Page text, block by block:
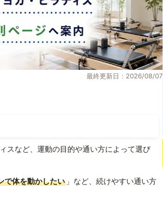
最終更新日：2026/08/07
スなど、運動の目的や通い方によって選び
で体を動かしたい 」など、続けやすい通い方